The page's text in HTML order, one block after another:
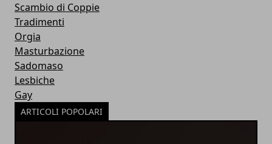
Scambio di Coppie
Tradimenti
Orgia
Masturbazione
Sadomaso
Lesbiche
Gay
ARTICOLI POPOLARI